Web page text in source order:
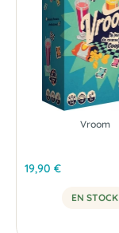
Vroom
19,90 €
EN STOCK